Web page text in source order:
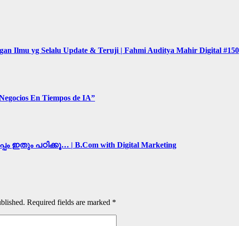
Ilmu yg Selalu Update & Teruji | Fahmi Auditya Mahir Digital #150
En Tiempos de IA”
ഇതും പഠിക്കൂ… | B.Com with Digital Marketing
Required fields are marked *